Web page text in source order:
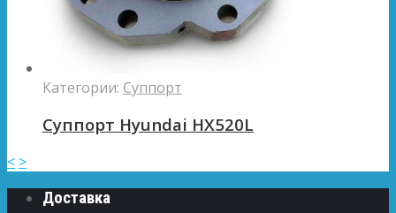
Категории: Суппорт
Суппорт Hyundai HX520L
< >
Доставка